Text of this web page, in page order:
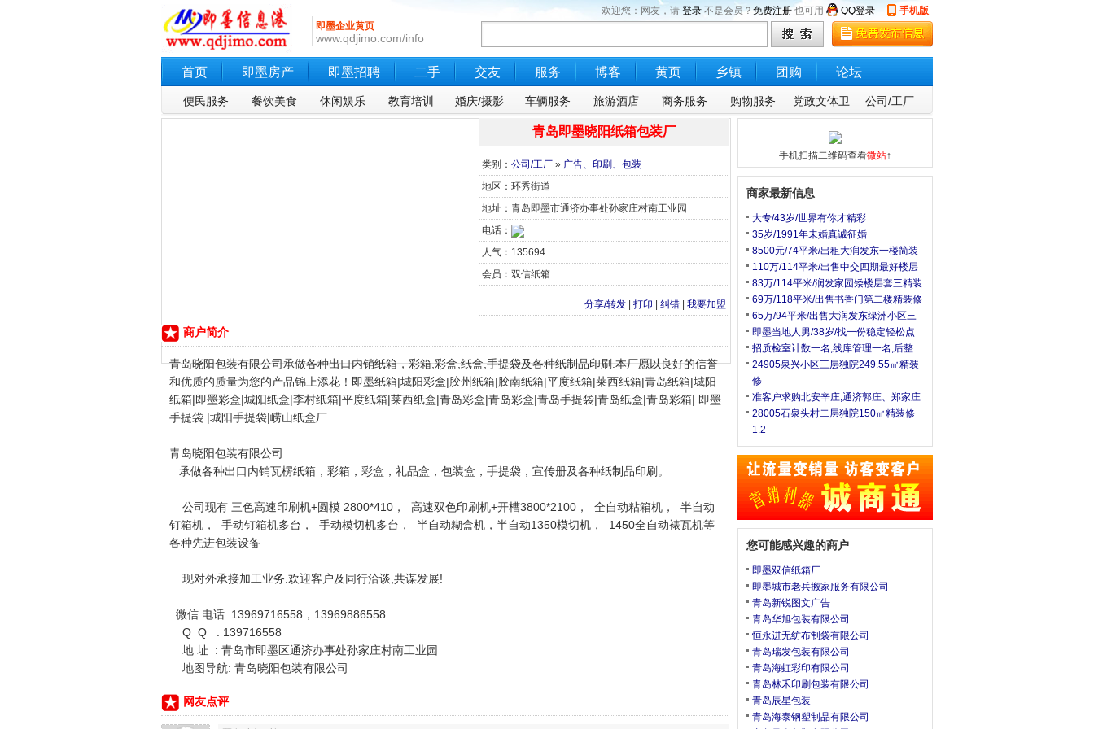
即墨企业黄页
www.qdjimo.com/info
欢迎您：网友，请 登录 不是会员？免费注册 也可用 QQ登录 手机版
首页 即墨房产 即墨招聘 二手 交友 服务 博客 黄页 乡镇 团购 论坛
便民服务 餐饮美食 休闲娱乐 教育培训 婚庆/摄影 车辆服务 旅游酒店 商务服务 购物服务 党政文体卫 公司/工厂
青岛即墨晓阳纸箱包装厂
类别： 公司/工厂 » 广告、印刷、包装
地区：环秀街道
地址：青岛即墨市通济办事处孙家庄村南工业园
电话：
人气：135694
会员：双信纸箱
分享/转发 打印 纠错 我要加盟
商户简介
青岛晓阳包装有限公司承做各种出口内销纸箱，彩箱,彩盒,纸盒,手提袋及各种纸制品印刷.本厂愿以良好的信誉
和优质的质量为您的产品锦上添花！即墨纸箱|城阳彩盒|胶州纸箱|胶南纸箱|平度纸箱|莱西纸箱|青岛纸箱|城阳
纸箱|即墨彩盒|城阳纸盒|李村纸箱|平度纸箱|莱西纸盒|青岛彩盒|青岛彩盒|青岛手提袋|青岛纸盒|青岛彩箱| 即墨
手提袋 |城阳手提袋|崂山纸盒厂
青岛晓阳包装有限公司
承做各种出口内销瓦楞纸箱，彩箱，彩盒，礼品盒，包装盒，手提袋，宣传册及各种纸制品印刷。
公司现有 三色高速印刷机+圆模 2800*410， 高速双色印刷机+开槽3800*2100， 全自动粘箱机， 半自动
钉箱机， 手动钉箱机多台， 手动模切机多台， 半自动糊盒机，半自动1350模切机， 1450全自动裱瓦机等
各种先进包装设备
现对外承接加工业务.欢迎客户及同行洽谈,共谋发展!
微信.电话: 13969716558，13969886558
Q Q : 139716558
地 址 : 青岛市即墨区通济办事处孙家庄村南工业园
地图导航: 青岛晓阳包装有限公司
网友点评
手机扫描二维码查看微站↑
商家最新信息
大专/43岁/世界有你才精彩
35岁/1991年未婚真诚征婚
8500元/74平米/出租大润发东一楼简装
110万/114平米/出售中交四期最好楼层
83万/114平米/润发家园矮楼层套三精装
69万/118平米/出售书香门第二楼精装修
65万/94平米/出售大润发东绿洲小区三
即墨当地人男/38岁/找一份稳定轻松点
招质检室计数一名,线库管理一名,后整
24905泉兴小区三层独院249.55㎡精装
修
准客户求购北安辛庄,通济郭庄、郑家庄
28005石泉头村二层独院150㎡精装修
1.2
您可能感兴趣的商户
即墨双信纸箱厂
即墨城市老兵搬家服务有限公司
青岛新锐图文广告
青岛华旭包装有限公司
恒永进无纺布制袋有限公司
青岛瑞发包装有限公司
青岛海虹彩印有限公司
青岛林禾印刷包装有限公司
青岛辰星包装
青岛海泰钢塑制品有限公司